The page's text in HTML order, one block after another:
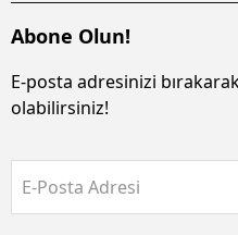
Abone Olun!
E-posta adresinizi
olabilirsiniz!
E-Posta Adresi